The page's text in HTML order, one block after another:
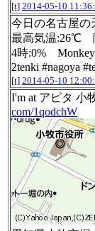
[t] 2014-05-10
今日の名古屋
最高気温:26℃
4時:0% Monkey
2tenki #nagoya
[t] 2014-05-10
I'm at アピタ 小
com/1qodchW